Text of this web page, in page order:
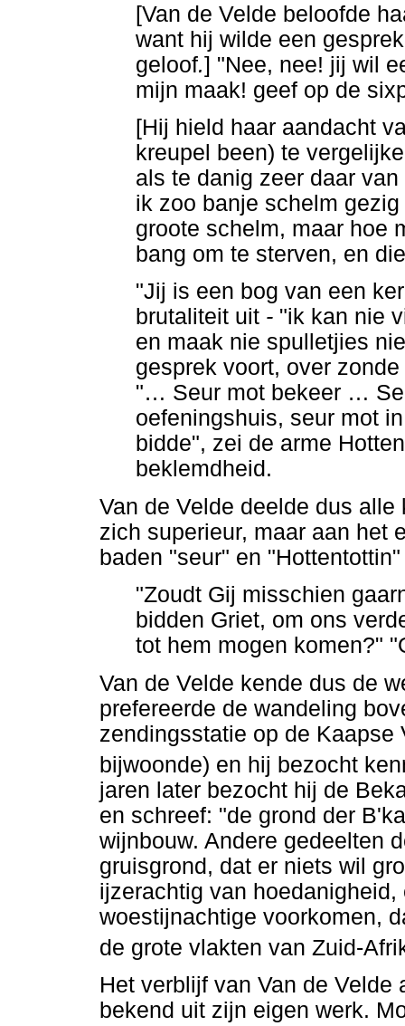
[Van de Velde beloofde
want hij wilde een
geloof.] "Nee, nee! jij wil
mijn maak! geef op de
[Hij hield haar aandacht
kreupel been) te
als te danig zeer daar
ik zoo banje schelm
groote schelm, maar hoe
bang om te sterven, en
"Jij is een bog van een
brutaliteit uit - "ik kan nie
en maak nie spulletjies
gesprek voort, over
"… Seur mot bekeer …
oefeningshuis, seur mot
bidde", zei de arme
beklemdheid.
Van de Velde deelde dus
zich superieur, maar aan het
baden "seur" en
"Zoudt Gij misschien
bidden Griet, om ons
tot hem mogen komen?"
Van de Velde kende dus de
prefereerde de wandeling
zendingsstatie op de
bijwoonde) en hij bezocht
jaren later bezocht hij de
en schreef: "de grond der
wijnbouw. Andere gedeelten
gruisgrond, dat er niets wil
ijzerachtig van
woestijnachtige voorkomen,
de grote vlakten van Zuid-
Het verblijf van Van de
bekend uit zijn eigen werk.